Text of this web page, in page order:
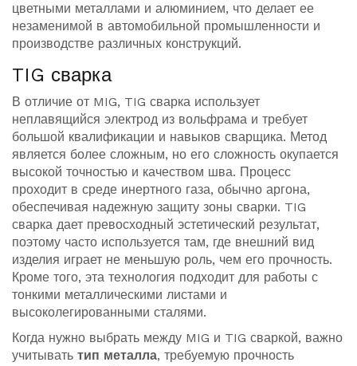
цветными металлами и алюминием, что делает ее
незаменимой в автомобильной промышленности и
производстве различных конструкций.
TIG сварка
В отличие от MIG, TIG сварка использует
неплавящийся электрод из вольфрама и требует
большой квалификации и навыков сварщика. Метод
является более сложным, но его сложность окупается
высокой точностью и качеством шва. Процесс
проходит в среде инертного газа, обычно аргона,
обеспечивая надежную защиту зоны сварки. TIG
сварка дает превосходный эстетический результат,
поэтому часто используется там, где внешний вид
изделия играет не меньшую роль, чем его прочность.
Кроме того, эта технология подходит для работы с
тонкими металлическими листами и
высоколегированными сталями.
Когда нужно выбрать между MIG и TIG сваркой, важно
учитывать тип металла, требуемую прочность